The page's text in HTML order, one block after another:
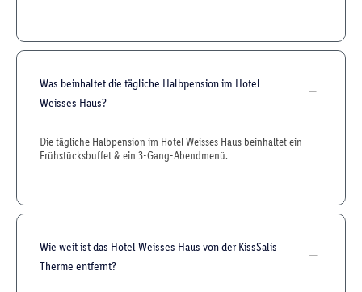
Was beinhaltet die tägliche Halbpension im Hotel
Weisses Haus?
Die tägliche Halbpension im Hotel Weisses Haus beinhaltet ein
Frühstücksbuffet & ein 3-Gang-Abendmenü.
Wie weit ist das Hotel Weisses Haus von der KissSalis
Therme entfernt?